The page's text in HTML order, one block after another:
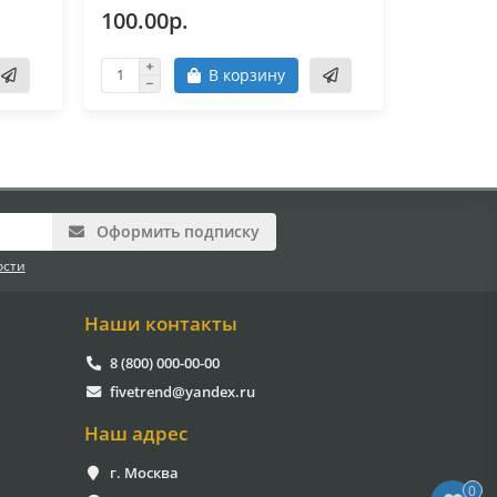
100.00р.
В корзину
Оформить подписку
Наши контакты
8 (800) 000-00-00
fivetrend@yandex.ru
Наш адрес
г. Москва
0